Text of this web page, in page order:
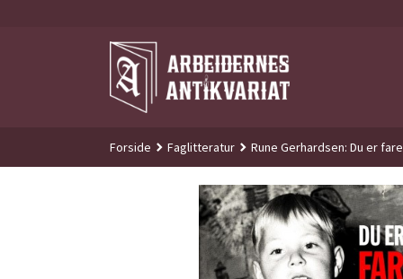
Forside Faglitteratur Rune Gerhardsen: Du er